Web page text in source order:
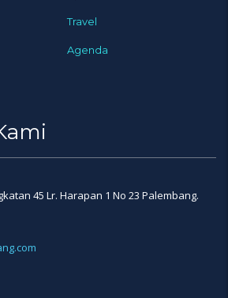
Travel
Agenda
45 Lr. Harapan 1 No 23 Palembang.